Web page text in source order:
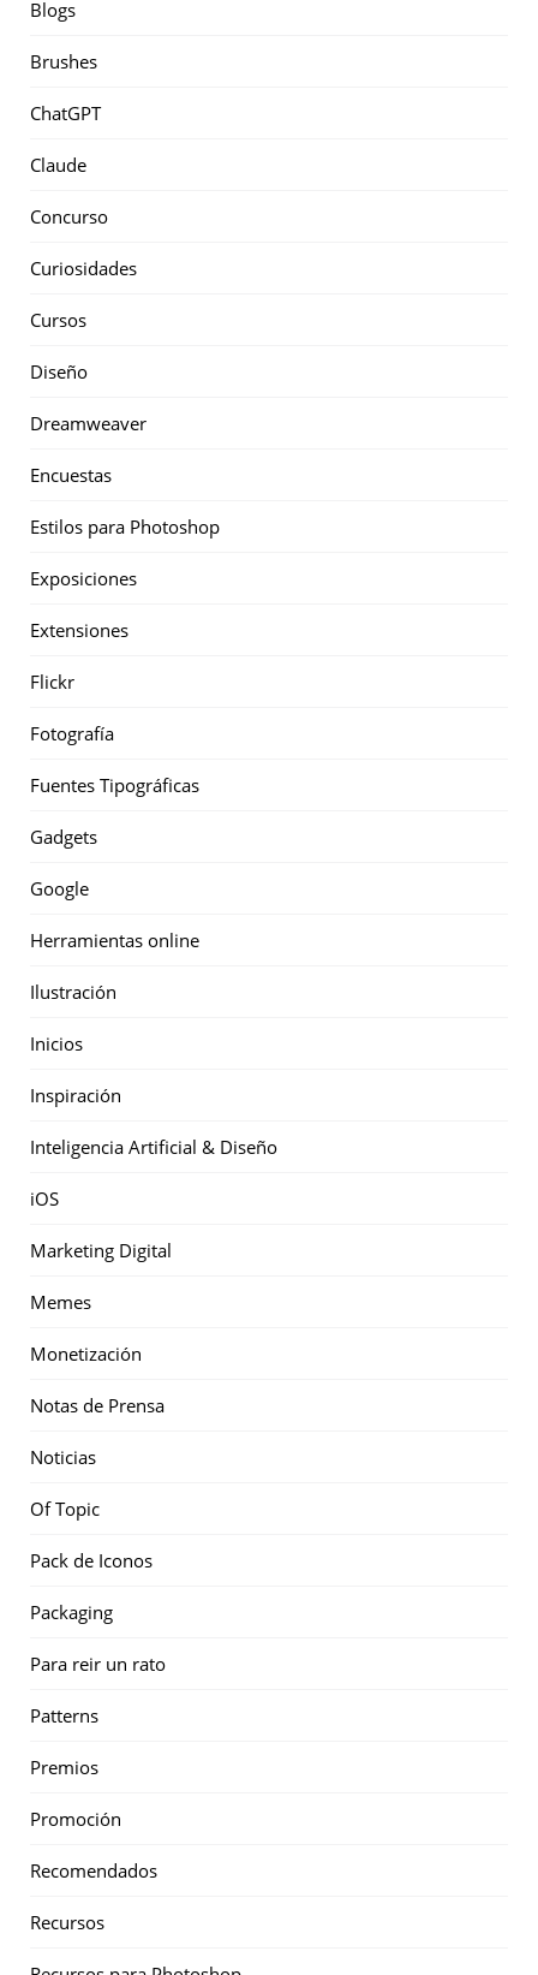
Blogs
Brushes
ChatGPT
Claude
Concurso
Curiosidades
Cursos
Diseño
Dreamweaver
Encuestas
Estilos para Photoshop
Exposiciones
Extensiones
Flickr
Fotografía
Fuentes Tipográficas
Gadgets
Google
Herramientas online
Ilustración
Inicios
Inspiración
Inteligencia Artificial & Diseño
iOS
Marketing Digital
Memes
Monetización
Notas de Prensa
Noticias
Of Topic
Pack de Iconos
Packaging
Para reir un rato
Patterns
Premios
Promoción
Recomendados
Recursos